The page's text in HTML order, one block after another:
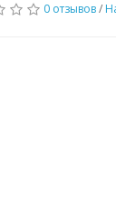
0 отзывов/